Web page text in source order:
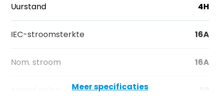
Uurstand 4H
IEC-stroomsterkte 16A
Nom. stroom 16A
Meer specificaties